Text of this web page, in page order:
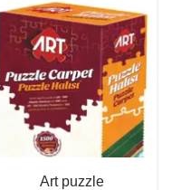
Art puzzle